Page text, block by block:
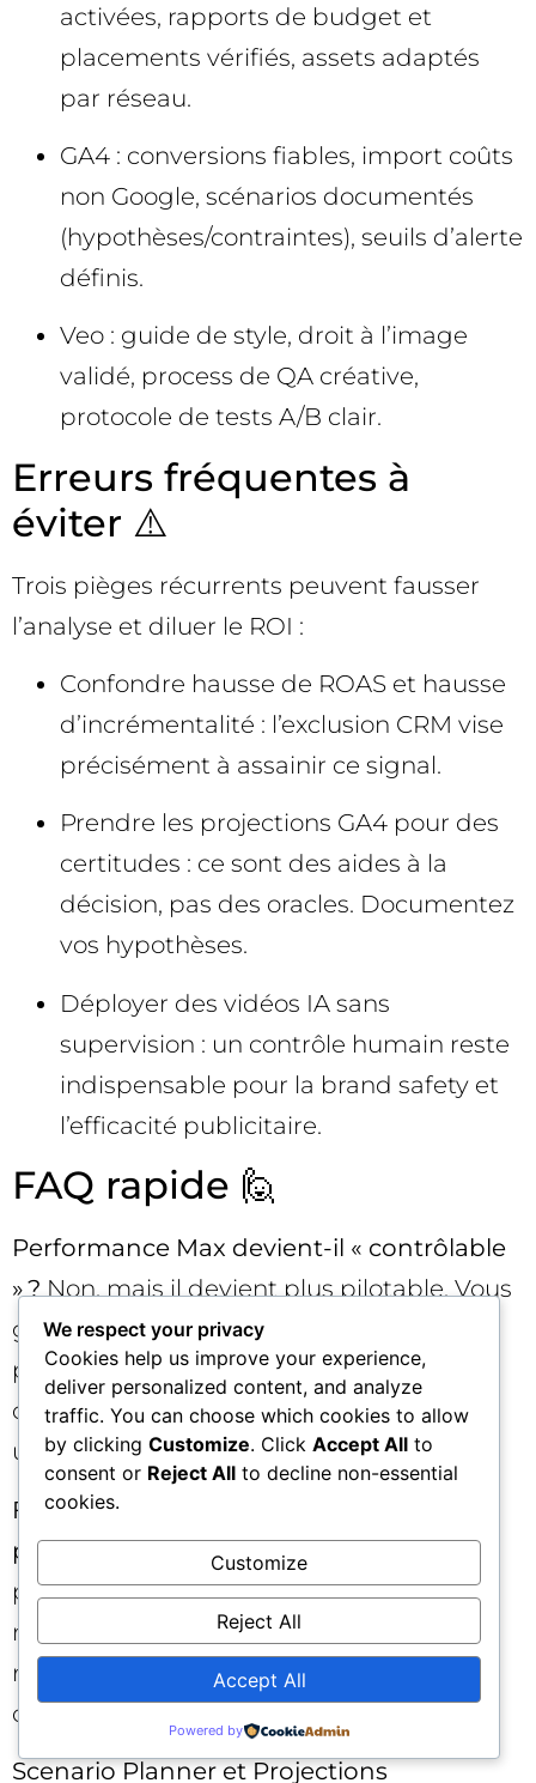
activées, rapports de budget et
placements vérifiés, assets adaptés
par réseau.
GA4 : conversions fiables, import coûts
non Google, scénarios documentés
(hypothèses/contraintes), seuils d’alerte
définis.
Veo : guide de style, droit à l’image
validé, process de QA créative,
protocole de tests A/B clair.
Erreurs fréquentes à
éviter ⚠️
Trois pièges récurrents peuvent fausser
l’analyse et diluer le ROI :
Confondre hausse de ROAS et hausse
d’incrémentalité : l’exclusion CRM vise
précisément à assainir ce signal.
Prendre les projections GA4 pour des
certitudes : ce sont des aides à la
décision, pas des oracles. Documentez
vos hypothèses.
Déployer des vidéos IA sans
supervision : un contrôle humain reste
indispensable pour la brand safety et
l’efficacité publicitaire.
FAQ rapide 🙋
Performance Max devient-il « contrôlable
» ?Non, mais il devient plus pilotable. Vous
gagnez des leviers utiles (exclusions first-
party, pacing, placements) tout en
conservant la logique d’optimisation
unifiée.
Faut-il arrêter ses autres campagnes au
profit de Performance Max ?Non. PMax
performe mieux intégré à un portefeuille
média (Search thématique, YouTube,
remarketing, social). L’enjeu est la
complémentarité, pas le remplacement.
Scenario Planner et Projections
We respect your privacy
Cookies help us improve your experience,
deliver personalized content, and analyze
traffic. You can choose which cookies to allow
by clicking Customize. Click Accept All to
consent or Reject All to decline non-essential
cookies.
Customize
Reject All
Accept All
Powered by